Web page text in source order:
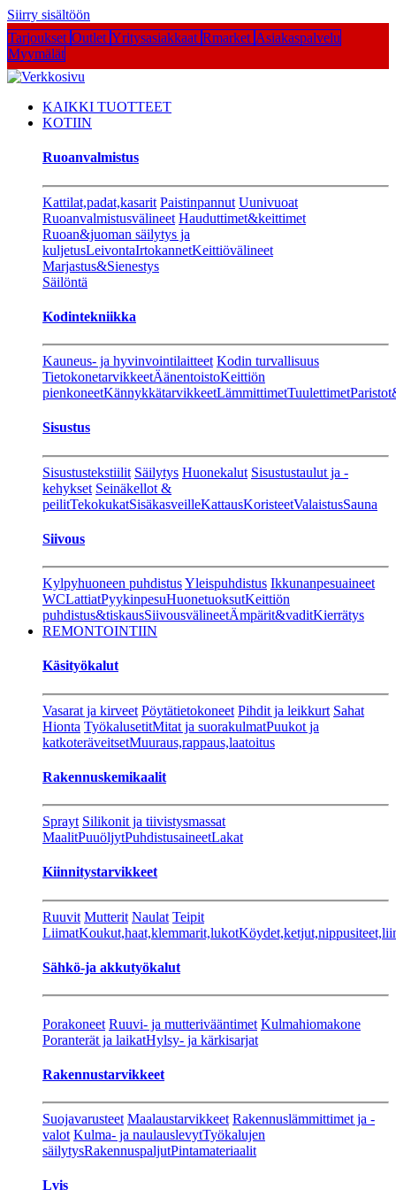
Siirry sisältöön
Tarjoukset Outlet Yritysasiakkaat Rmarket Asiakaspalvelu
Myymälät
KAIKKI TUOTTEET
KOTIIN
Ruoanvalmistus
Kattilat,padat,kasarit Paistinpannut Uunivuoat
Ruoanvalmistusvälineet Hauduttimet&keittimet
Ruoan&juoman säilytys ja
kuljetusLeivontaIrtokannetKeittiövälineet
Marjastus&Sienestys
Säilöntä
Kodintekniikka
Kauneus- ja hyvinvointilaitteet Kodin turvallisuus
TietokonetarvikkeetÄänentoistoKeittiön
pienkoneetKännykkätarvikkeetLämmittimetTuulettimet
Sisustus
Sisustustekstiilit Säilytys Huonekalut Sisustustaulut ja -
kehykset Seinäkellot &
peilitTekokukatSisäkasveilleKattausKoristeetValaistusSauna
Siivous
Kylpyhuoneen puhdistusYleispuhdistus Ikkunanpesuaineet
WCLattiatPyykinpesuHuonetuoksutKeittiön
puhdistus&tiskausSiivousvälineetÄmpärit&vaditKierrätys
REMONTOINTIIN
Käsityökalut
Vasarat ja kirveet Pöytätietokoneet Pihdit ja leikkurt Sahat
Hionta TyökalusetitMitat ja suorakulmatPuukot ja
katkoteräveitsetMuuraus,rappaus,laatoitus
Rakennuskemikaalit
Sprayt Silikonit ja tiivistysmassat
MaalitPuuöljytPuhdistusaineetLakat
Kiinnitystarvikkeet
Ruuvit Mutterit Naulat Teipit
LiimatKoukut,haat,klemmarit,lukot
Sähkö-ja akkutyökalut
Porakoneet Ruuvi- ja mutterivääntimet Kulmahiomakone
Poranterät ja laikatHylsy- ja kärkisarjat
Rakennustarvikkeet
Suojavarusteet Maalaustarvikkeet Rakennuslämmittimet ja -
valot Kulma- ja naulauslevytTyökalujen
säilytysRakennuspaljutPintamateriaalit
Lvis